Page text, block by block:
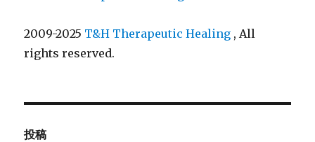
2009-2025 T&H Therapeutic Healing , All
rights reserved.
投稿